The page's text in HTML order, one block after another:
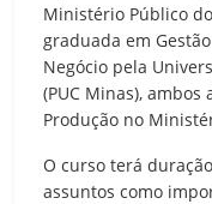
Ministério Público
graduada em
Negócio pela
(PUC Minas), ambos
Produção no
O curso terá
assuntos como